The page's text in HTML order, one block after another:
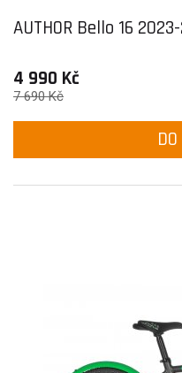
AUTHOR Bello 16
4 990 Kč
7 690 Kč